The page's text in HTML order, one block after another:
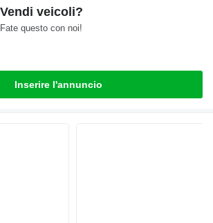
Vendi veicoli?
Fate questo con noi!
Inserire l'annuncio